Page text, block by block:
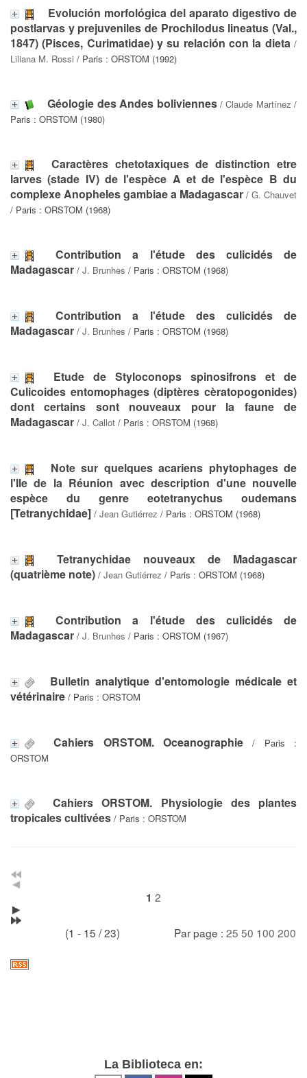
Evolución morfológica del aparato digestivo de
postlarvas y prejuveniles de Prochilodus lineatus (Val.,
1847) (Pisces, Curimatidae) y su relación con la dieta/
Liliana M. Rossi / Paris : ORSTOM (1992)
Géologie des Andes boliviennes/Claude Martínez /
Paris : ORSTOM (1980)
Caractères chetotaxiques de distinction etre
larves (stade IV) de l'espèce A et de l'espèce B du
complexe Anopheles gambiae a Madagascar / G. Chauvet
/ Paris : ORSTOM (1968)
Contribution a l'étude des culicidés de
Madagascar / J. Brunhes / Paris : ORSTOM (1968)
Contribution a l'étude des culicidés de
Madagascar / J. Brunhes / Paris : ORSTOM (1968)
Etude de Styloconops spinosifrons et de
Culicoides entomophages (diptères cèratopogonides)
dont certains sont nouveaux pour la faune de
Madagascar / J. Callot / Paris : ORSTOM (1968)
Note sur quelques acariens phytophages de
l'Ile de la Réunion avec description d'une nouvelle
espèce du genre eotetranychus oudemans
[Tetranychidae] / Jean Gutiérrez / Paris : ORSTOM (1968)
Tetranychidae nouveaux de Madagascar
(quatrième note) / Jean Gutiérrez / Paris : ORSTOM (1968)
Contribution a l'étude des culicidés de
Madagascar / J. Brunhes / Paris : ORSTOM (1967)
Bulletin analytique d'entomologie médicale et
vétérinaire / Paris : ORSTOM
Cahiers ORSTOM. Oceanographie / Paris :
ORSTOM
Cahiers ORSTOM. Physiologie des plantes
tropicales cultivées / Paris : ORSTOM
1 2
(1 - 15 / 23) Par page : 25 50 100 200
La Biblioteca en: